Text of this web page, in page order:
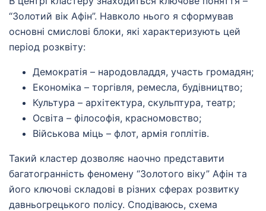
“Золотий вік Афін”. Навколо нього я сформував
основні смислові блоки, які характеризують цей
період розквіту:
Демократія – народовладдя, участь громадян;
Економіка – торгівля, ремесла, будівництво;
Культура – архітектура, скульптура, театр;
Освіта – філософія, красномовство;
Військова міць – флот, армія гоплітів.
Такий кластер дозволяє наочно представити
багатогранність феномену “Золотого віку” Афін та
його ключові складові в різних сферах розвитку
давньогрецького полісу. Сподіваюсь, схема